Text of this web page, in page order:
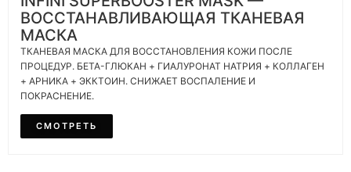
ВОССТАНАВЛИВАЮЩАЯ ТКАНЕВАЯ
МАСКА
ТКАНЕВАЯ МАСКА ДЛЯ ВОССТАНОВЛЕНИЯ КОЖИ ПОСЛЕ
ПРОЦЕДУР. БЕТА-ГЛЮКАН + ГИАЛУРОНАТ НАТРИЯ + КОЛЛАГЕН
+ АРНИКА + ЭККТОИН. СНИЖАЕТ ВОСПАЛЕНИЕ И
ПОКРАСНЕНИЕ.
СМОТРЕТЬ